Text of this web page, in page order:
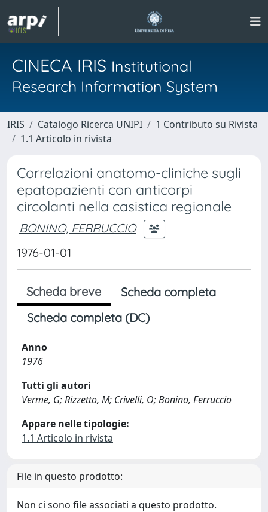
CINECA IRIS Institutional
Research Information System
IRIS Catalogo Ricerca UNIPI
1 Contributo su Rivista
1.1 Articolo in rivista
Correlazioni anatomo-cliniche sugli
epatopazienti con anticorpi
circolanti nella casistica regionale
BONINO, FERRUCCIO
1976-01-01
Scheda breve
Scheda completa
Scheda completa (DC)
Anno
1976
Tutti gli autori
Verme, G; Rizzetto, M; Crivelli, O; Bonino, Ferruccio
Appare nelle tipologie:
1.1 Articolo in rivista
File in questo prodotto:
Non ci sono file associati a questo prodotto.